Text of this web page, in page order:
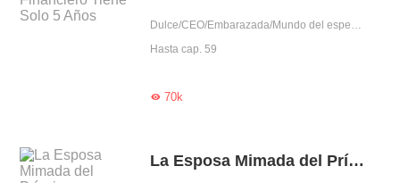
Dulce/CEO/Embarazada/Mundo del espectáculo/Pérdida de memoria/Aventura de una noche
Hasta cap. 59
70k
La Esposa Mimada del Príncipe